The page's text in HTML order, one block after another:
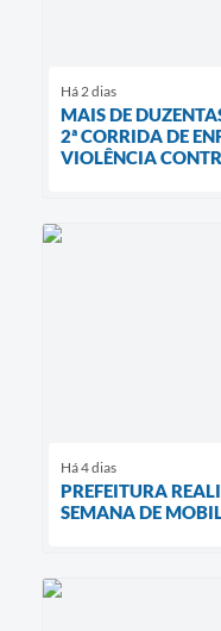
Há 2 dias
MAIS DE
2ª CORRIDA DE
VIOLÊNCIA
Há 4 dias
PREFEITURA
SEMANA DE